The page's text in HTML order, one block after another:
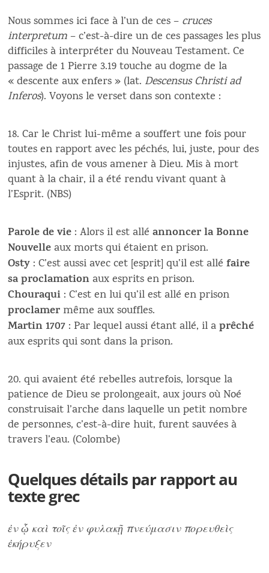
Nous sommes ici face à l’un de ces – cruces
interpretum– c’est-à-dire un de ces passages les plus
difficiles à interpréter du Nouveau Testament. Ce
passage de 1 Pierre 3.19 touche au dogme de la
« descente aux enfers » (lat. Descensus Christi ad
Inferos). Voyons le verset dans son contexte :
18. Car le Christ lui-même a souffert une fois pour
toutes en rapport avec les péchés, lui, juste, pour des
injustes, afin de vous amener à Dieu. Mis à mort
quant à la chair, il a été rendu vivant quant à
l’Esprit. (NBS)
Parole de vie : Alors il est alléannoncer la Bonne
Nouvelleaux morts qui étaient en prison.
Osty : C’est aussi avec cet [esprit] qu’il est alléfaire
sa proclamationaux esprits en prison.
Chouraqui : C’est en lui qu’il est allé en prison
proclamermême aux souffles.
Martin 1707 : Par lequel aussi étant allé, il aprêché
aux esprits qui sont dans la prison.
20. qui avaient été rebelles autrefois, lorsque la
patience de Dieu se prolongeait, aux jours où Noé
construisait l’arche dans laquelle un petit nombre
de personnes, c’est-à-dire huit, furent sauvées à
travers l’eau. (Colombe)
Quelques détails par rapport au
texte grec
ἐν ᾧ καὶ τοῖς ἐν φυλακῇ πνεύμασιν πορευθεὶς
ἐκήρυξεν